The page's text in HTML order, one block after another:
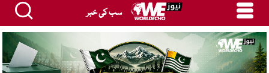
سب کی خبر